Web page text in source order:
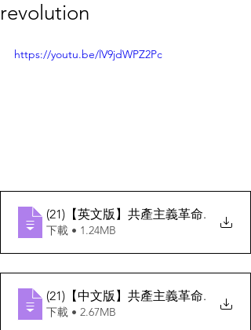
revolution
https://youtu.be/lV9jdWPZ2Pc
(21)【英文版】共產主義革命.
下載 • 1.24MB
(21)【中文版】共產主義革命.
下載 • 2.67MB